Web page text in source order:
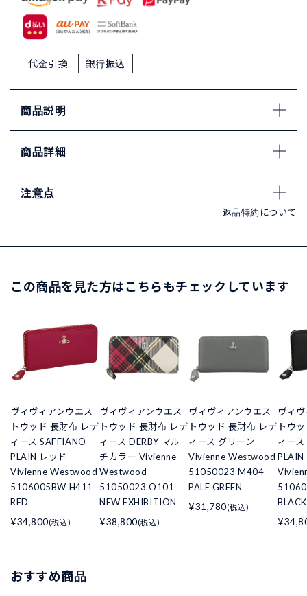
代金引換 銀行振込
商品説明
商品詳細
注意点
返品特約について
この商品を見た方はこちらもチェックしています
ヴィヴィアンウエス
トウッド 長財布 レデ
ィース SAFFIANO
PLAIN レッド
Vivienne Westwood
5106005BW H411
RED
¥34,800(税込)
ヴィヴィアンウエス
トウッド 長財布 レデ
ィース DERBY マル
チカラー Vivienne
Westwood
51050023 O101
NEW EXHIBITION
¥38,800(税込)
ヴィヴィアンウエス
トウッド 長財布 レデ
ィース グリーン
Vivienne Westwood
51050023 M404
PALE GREEN
¥31,780(税込)
ヴィ
トウ
ィー
PLAIN
BLACK
おすすめ商品